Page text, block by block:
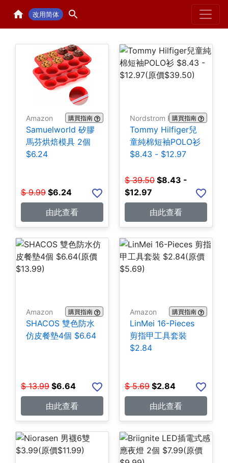
改用简体 Home
Amazon 購買指南
Samuelworld 矽膠
馬芬烘焙模具 2個
$6.24
$ 9.99 $6.24
由此查看
Nordstrom Rack購買指南
Tommy Hilfiger兒
童純棉短袖POLO衫
$8.43 - $12.97
$ 39.50 $8.43 -
$12.97
由此查看
Amazon 購買指南
SHACOS 雙色防水
仿皮餐墊4個 $6.64
$ 13.99 $6.64
由此查看
Amazon 購買指南
LinMei 16-Pieces
剪指甲工具套裝
$2.84
$ 5.69 $2.84
由此查看